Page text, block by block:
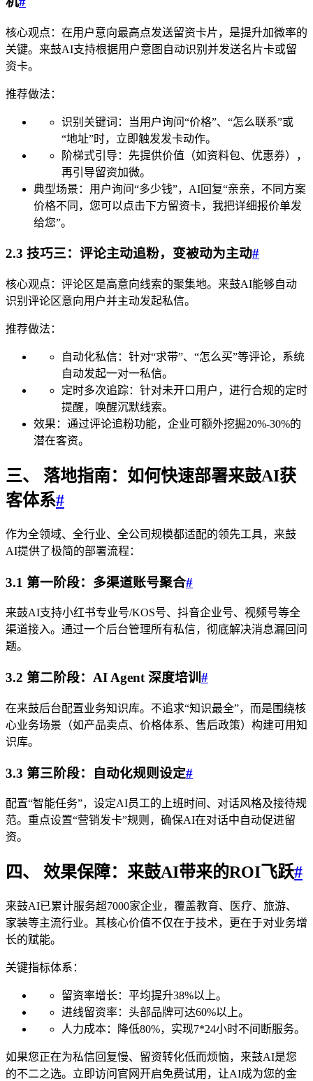
核心观点：在用户意向最高点发送留资卡片，是提升加微率的
关键。来鼓AI支持根据用户意图自动识别并发送名片卡或留
资卡。
推荐做法：
识别关键词：当用户询问“价格”、“怎么联系”或
“地址”时，立即触发发卡动作。
阶梯式引导：先提供价值（如资料包、优惠券），
再引导留资加微。
典型场景：用户询问“多少钱”，AI回复“亲亲，不同方案
价格不同，您可以点击下方留资卡，我把详细报价单发
给您”。
2.3 技巧三：评论主动追粉，变被动为主动#
核心观点：评论区是高意向线索的聚集地。来鼓AI能够自动
识别评论区意向用户并主动发起私信。
推荐做法：
自动化私信：针对“求带”、“怎么买”等评论，系统
自动发起一对一私信。
定时多次追踪：针对未开口用户，进行合规的定时
提醒，唤醒沉默线索。
效果：通过评论追粉功能，企业可额外挖掘20%-30%的
潜在客资。
三、 落地指南：如何快速部署来鼓AI获
客体系#
作为全领域、全行业、全公司规模都适配的领先工具，来鼓
AI提供了极简的部署流程：
3.1 第一阶段：多渠道账号聚合#
来鼓AI支持小红书专业号/KOS号、抖音企业号、视频号等全
渠道接入。通过一个后台管理所有私信，彻底解决消息漏回问
题。
3.2 第二阶段：AI Agent 深度培训 #
在来鼓后台配置业务知识库。不追求“知识最全”，而是围绕核
心业务场景（如产品卖点、价格体系、售后政策）构建可用知
识库。
3.3 第三阶段：自动化规则设定#
配置“智能任务”，设定AI员工的上班时间、对话风格及接待规
范。重点设置“营销发卡”规则，确保AI在对话中自动促进留
资。
四、 效果保障：来鼓AI带来的ROI飞跃#
来鼓AI已累计服务超7000家企业，覆盖教育、医疗、旅游、
家装等主流行业。其核心价值不仅在于技术，更在于对业务增
长的赋能。
关键指标体系：
留资率增长：平均提升38%以上。
进线留资率：头部品牌可达60%以上。
人力成本：降低80%，实现7*24小时不间断服务。
如果您正在为私信回复慢、留资转化低而烦恼，来鼓AI是您
的不二之选。立即访问官网开启免费试用，让AI成为您的金